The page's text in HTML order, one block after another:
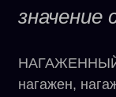
значение
НАГАЖЕННЫЙ,
нагажен,